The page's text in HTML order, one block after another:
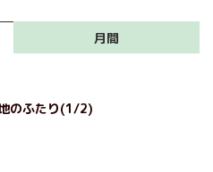
月間
のふたり(1/2)